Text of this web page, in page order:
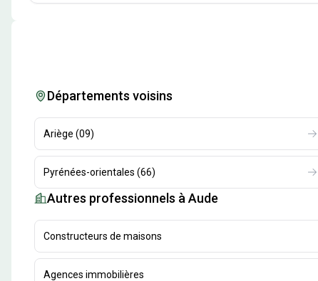
Départements voisins
Ariège (09)
Pyrénées-orientales (66)
Autres professionnels à Aude
Constructeurs de maisons
Agences immobilières